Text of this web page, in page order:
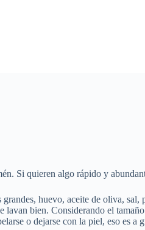
Si quieren algo rápido y
grandes, huevo, aceite de oliva,
lavan bien. Considerando el
o dejarse con la piel, eso es a